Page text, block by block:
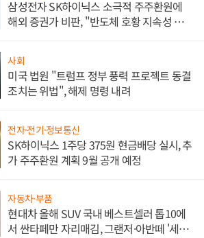
삼성전자 SK하이닉스 소극적 주주환원에
해외 증권가 비판, "반도체 호황 지속성 의
사회
미국 법원 "트럼프 정부 풍력 프로젝트 동결
조치는 위법", 해제 명령 내려
전자·전기·정보통신
SK하이닉스 1주당 375원 현금배당 실시, 추
가 주주환원 계획 9월 공개 예정
자동차·부품
현대차 올해 SUV 국내 베스트셀러 톱10에
서 싼타페만 자리매김, 그랜저·아반떼 '세단